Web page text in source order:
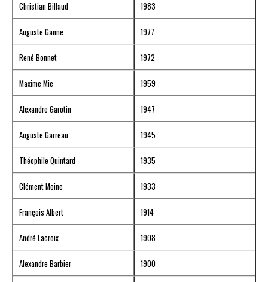
Christian Billaud 1983
Auguste Ganne 1977
René Bonnet 1972
Maxime Mie 1959
Alexandre Garotin 1947
Auguste Garreau 1945
Théophile Quintard 1935
Clément Moine 1933
François Albert 1914
André Lacroix 1908
Alexandre Barbier 1900